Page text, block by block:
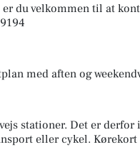
du velkommen til at
med aften og
stationer. Det er
eller cykel.